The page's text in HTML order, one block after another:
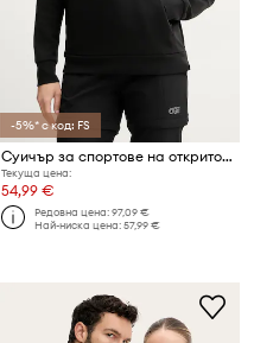
-5%* с код: FS
Суичър за спортове на открито Picture Pluris
Текуща цена:
54,99 €
Редовна цена:97,09 €
Най-ниска цена:57,99 €